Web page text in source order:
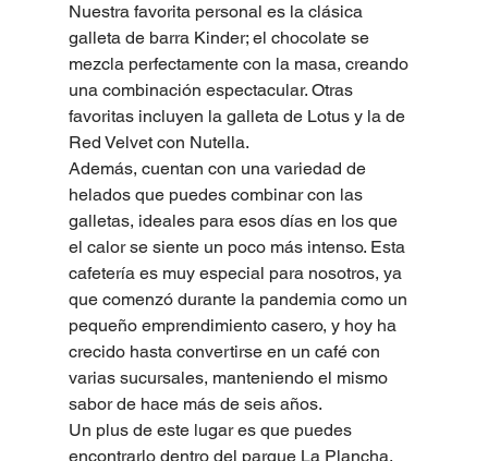
Nuestra favorita personal es la clásica
galleta de barra Kinder; el chocolate se
mezcla perfectamente con la masa, creando
una combinación espectacular. Otras
favoritas incluyen la galleta de Lotus y la de
Red Velvet con Nutella.
Además, cuentan con una variedad de
helados que puedes combinar con las
galletas, ideales para esos días en los que
el calor se siente un poco más intenso. Esta
cafetería es muy especial para nosotros, ya
que comenzó durante la pandemia como un
pequeño emprendimiento casero, y hoy ha
crecido hasta convertirse en un café con
varias sucursales, manteniendo el mismo
sabor de hace más de seis años.
Un plus de este lugar es que puedes
encontrarlo dentro del parque La Plancha,